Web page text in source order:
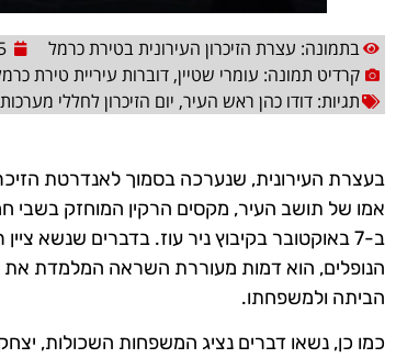
בתמונה: עצרת הזיכרון העירונית בטירת כרמל
קרדיט תמונה: עומרי שטיין, דוברות עיריית טירת
תגיות: דודו כהן ראש העיר, יום הזיכרון לחללי
בעצרת העירונית, שנערכה בסמוך לאנדרטת
אמו של תושב העיר, מקסים הרקין המוחזק בשבי
ב-7 באוקטובר בקיבוץ ניר עוז. בדברים שנשא
הנופלים, הוא דמות מעוררת השראה המלמדת את
הביתה ולמשפחתו.
כמו כן, נשאו דברים נציג המשפחות השכולות,